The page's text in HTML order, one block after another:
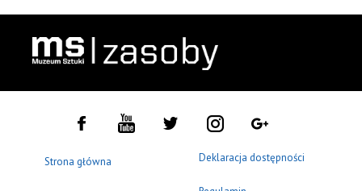
Strona główna Deklaracja dostępności